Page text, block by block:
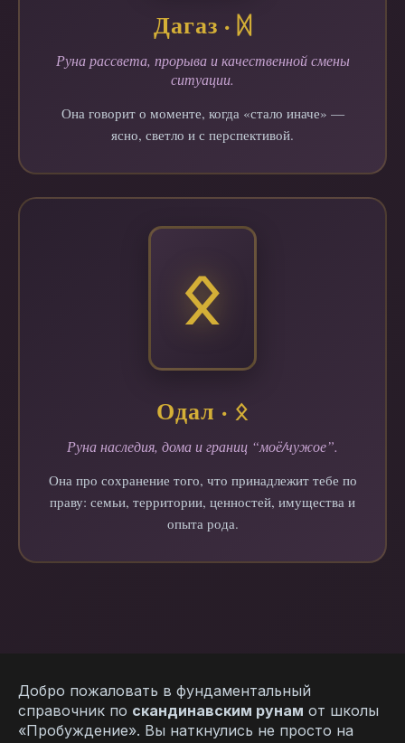
Дагаз · ᛞ
Руна рассвета, прорыва и качественной смены
ситуации.
Она говорит о моменте, когда «стало иначе» —
ясно, светло и с перспективой.
ᛟ
Одал · ᛟ
Руна наследия, дома и границ “моё/чужое”.
Она про сохранение того, что принадлежит тебе по
праву: семьи, территории, ценностей, имущества и
опыта рода.
Добро пожаловать в фундаментальный
справочник по скандинавским рунам от школы
«Пробуждение». Вы наткнулись не просто на